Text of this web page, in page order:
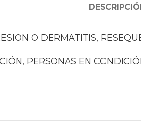
O DERMATITIS,
PERSONAS EN